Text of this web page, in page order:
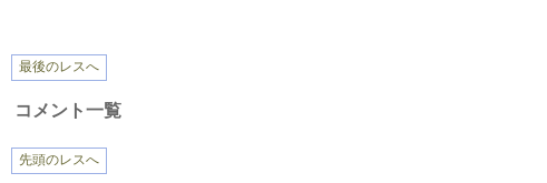
最後のレスへ
コメント一覧
先頭のレスへ